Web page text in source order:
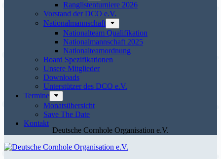
Ranglistenturniere 2026
Vorstand der DCO e.V.
Nationalmannschaft
Nationalteam Qualifikation
Nationalmannschaft 2025
Nationalteamordnung
Board Spezifikationen
Unsere Mitglieder
Downloads
Unterstützer des DCO e.V.
Termine
Monatsübersicht
Save The Date
Kontakt
Deutsche Cornhole Organisation e.V.